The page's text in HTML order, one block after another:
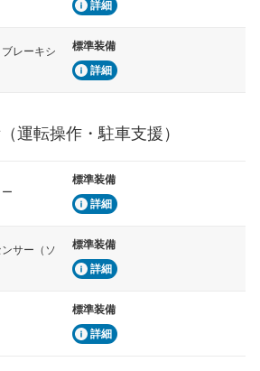
詳細
レーキシ
標準装備
詳細
運転操作・駐車支援）
標準装備
詳細
サー（ソ
標準装備
詳細
標準装備
詳細